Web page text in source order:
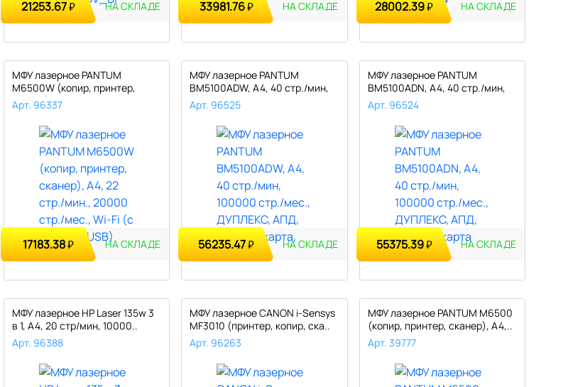
21253.67₽ НА СКЛАДЕ 33981.76₽ НА СКЛАДЕ 28002.39₽ НА СКЛАДЕ
МФУ лазерное PANTUM
M6500W (копир, принтер,
сканер), А4..
Арт. 96337
17183.38₽ НА СКЛАДЕ
МФУ лазерное PANTUM
BM5100ADW, А4, 40 стр./мин,
100000 ..
Арт. 96525
56235.47₽ НА СКЛАДЕ
МФУ лазерное PANTUM
BM5100ADN, А4, 40 стр./мин,
100000 ..
Арт. 96524
55375.39₽ НА СКЛАДЕ
МФУ лазерное HP Laser 135w 3
в 1, А4, 20 стр/мин, 10000..
Арт. 96388
МФУ лазерное CANON i-Sensys
MF3010 (принтер, копир, ска..
Арт. 96263
МФУ лазерное PANTUM M6500
(копир, принтер, сканер), А4,..
Арт. 39777